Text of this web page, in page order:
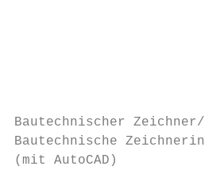
Bautechnischer
Bautechnische
(mit AutoCAD)